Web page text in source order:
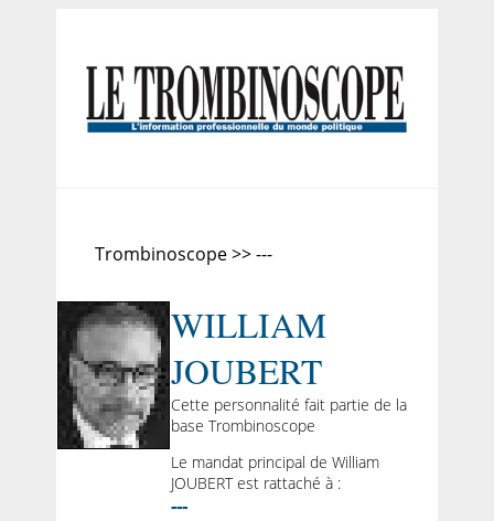
Trombinoscope >> ---
WILLIAM
JOUBERT
Cette personnalité fait partie de la
base Trombinoscope
Le mandat principal de William
JOUBERT est rattaché à :
---